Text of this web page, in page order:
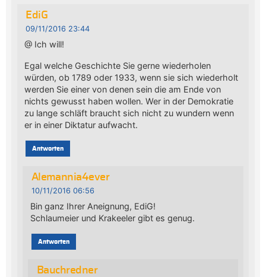
EdiG
09/11/2016 23:44
@ Ich will!
Egal welche Geschichte Sie gerne wiederholen
würden, ob 1789 oder 1933, wenn sie sich wiederholt
werden Sie einer von denen sein die am Ende von
nichts gewusst haben wollen. Wer in der Demokratie
zu lange schläft braucht sich nicht zu wundern wenn
er in einer Diktatur aufwacht.
Antworten
Alemannia4ever
10/11/2016 06:56
Bin ganz Ihrer Aneignung, EdiG!
Schlaumeier und Krakeeler gibt es genug.
Antworten
Bauchredner